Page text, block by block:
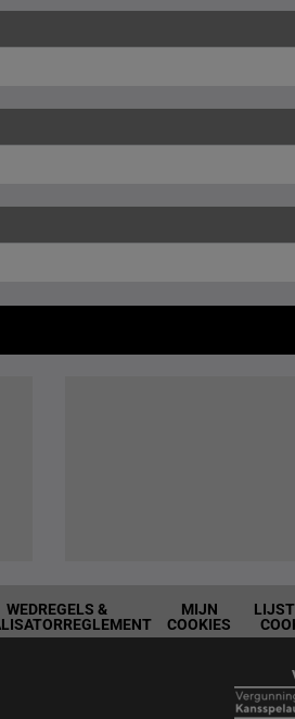
WEDREGELS &
MIJN
COOKIES